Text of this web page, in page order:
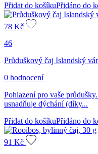
Přidat do košíkuPřidáno do
78 Kč
46
Průduškový čaj Islandský
0 hodnocení
Pohlazení pro vaše
usnadňuje dýchání (díky...
Přidat do košíkuPřidáno do
91 Kč